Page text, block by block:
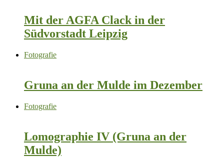
Mit der AGFA Clack in der
Südvorstadt Leipzig
Fotografie
Gruna an der Mulde im Dezember
Fotografie
Lomographie IV (Gruna an der
Mulde)